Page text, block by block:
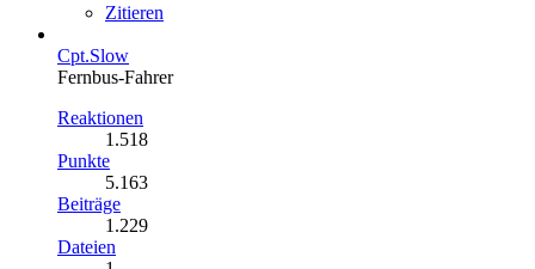
Zitieren
Cpt.Slow
Fernbus-Fahrer
Reaktionen
1.518
Punkte
5.163
Beiträge
1.229
Dateien